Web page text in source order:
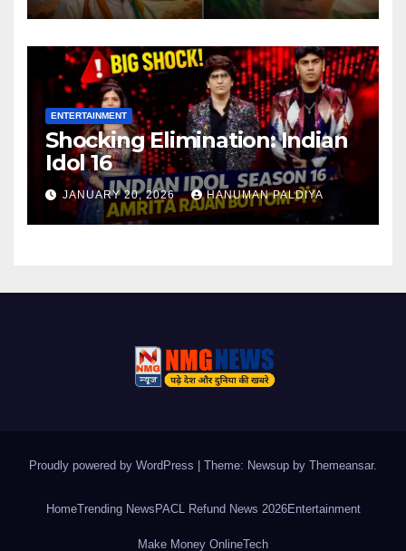
ENTERTAINMENT
Shocking Elimination: Indian
Idol 16
JANUARY 20, 2026 HANUMAN PALDIYA
Proudly powered by WordPress | Theme: Newsup by Themeansar.
HomeTrending News PACL Refund News 2026Entertainment
Make Money OnlineTech